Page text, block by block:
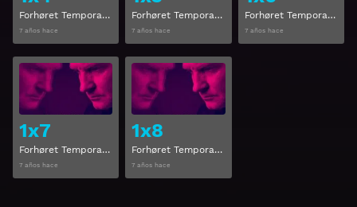
Forhøret Temporada 1 Capitulo 4
7 años hace
Forhøret Temporada 1 Capitulo 5
7 años hace
Forhøret Temporada 1 Capitulo 6
7 años hace
1x7
Forhøret Temporada 1 Capitulo 7
7 años hace
Ver
1x8
Forhøret Temporada 1 Capitulo 8
7 años hace